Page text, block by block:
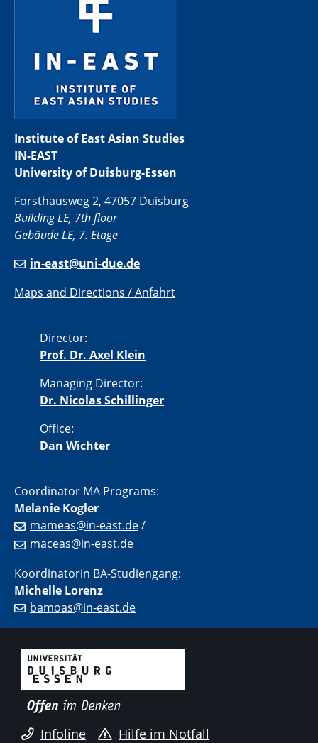
Institute of East Asian Studies
IN-EAST
University of Duisburg-Essen
Forsthausweg 2, 47057 Duisburg
Building LE, 7th floor
Gebäude LE, 7. Etage
in-east@uni-due.de
Maps and Directions / Anfahrt
Director:
Prof. Dr. Axel Klein
Managing Director:
Dr. Nicolas Schillinger
Office:
Dan Wichter
Coordinator MA Programs:
Melanie Kogler
mameas@in-east.de/
maceas@in-east.de
Koordinatorin BA-Studiengang:
Michelle Lorenz
bamoas@in-east.de
Infoline
Hilfe im Notfall